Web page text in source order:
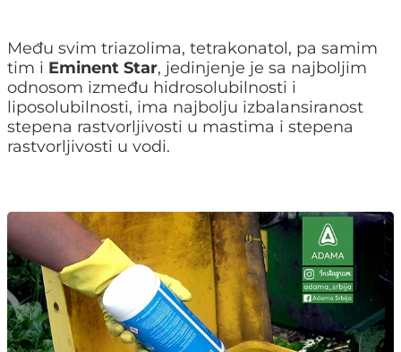
Među svim triazolima, tetrakonatol, pa samim
tim i Eminent Star, jedinjenje je sa najboljim
odnosom između hidrosolubilnosti i
liposolubilnosti, ima najbolju izbalansiranost
stepena rastvorljivosti u mastima i stepena
rastvorljivosti u vodi.